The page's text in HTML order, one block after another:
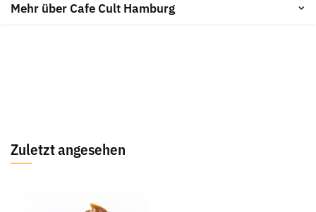
Mehr über Cafe Cult Hamburg
Zuletzt angesehen